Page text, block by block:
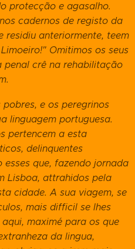
protecção e agasalho.
cadernos de registo da
residiu anteriormente, teem
Omitimos os seus
penal crê na rehabilitação
e os peregrinos
linguagem portuguesa.
pertencem a esta
delinquentes
que, fazendo jornada
Lisboa, attrahidos pela
cidade. A sua viagem, se
mais difficil se lhes
maximé para os que
da lingua,